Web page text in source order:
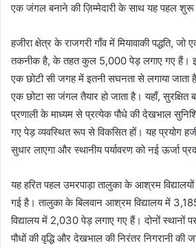
a
l
एक जंगल बनाने की ज़िम्मेदारी के साथ यह पहल शुरू
हजीरा क्षेत्र के राजगरी गाँव में मियावाकी पद्धति,
तकनीक है, के तहत कुल 5,000 पेड़ लगाए गए हैं।
एक छोटी सी जगह में इतनी सघनता से लगाया जाता है
एक छोटा सा जंगल तैयार हो जाता है। यहाँ, सुरक्षित
प्रणाली के माध्यम से प्रत्येक पौधे की देखभाल
गए पेड़ व्यवस्थित रूप से विकसित हों। यह प्रयोग
सुधार लाएगा और स्थानीय पर्यावरण को नई ऊर्जा
यह हरित पहल उमरपाड़ा तालुका के आश्रम
गई है। तालुका के बिलवान आश्रम विद्यालय में
विद्यालय में 2,030 पेड़ लगाए गए हैं। दोनों स्थानों
पौधों की वृद्धि और देखभाल की निरंतर निगरानी की